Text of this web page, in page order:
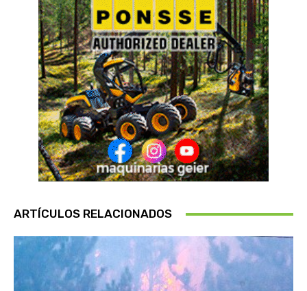
ARTÍCULOS RELACIONADOS